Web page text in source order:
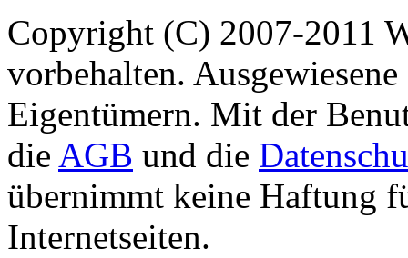
Copyright (C) 2007-2011
vorbehalten.
Eigentümern. Mit der
die AGB und die
übernimmt keine Haftung
Internetseiten.